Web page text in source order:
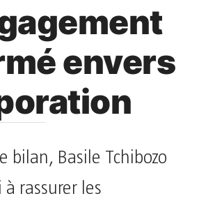
envers
bilan, Basile Tchibozo
à rassurer les